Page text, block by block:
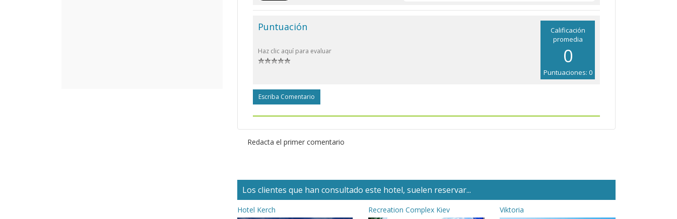
Calificación
promedia
0
Puntuaciones: 0
Puntuación
Haz clic aquí para evaluar
Escriba Comentario
Redacta el primer comentario
Los clientes que han consultado este hotel, suelen reservar...
Hotel Kerch Recreation Complex Kiev Viktoria